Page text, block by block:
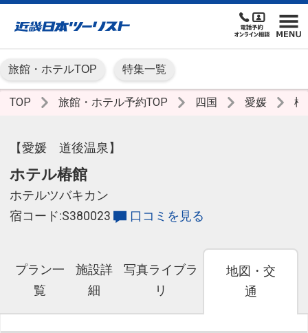
旅館・ホテルTOP 特集一覧
TOP 旅館・ホテル予約TOP 四国 愛媛
【愛媛 道後温泉】
ホテル椿館
ホテルツバキカン
宿コード:S380023
口コミを見る
プラン一
覧
施設詳
細
写真ライブラ
リ
地図・交
通